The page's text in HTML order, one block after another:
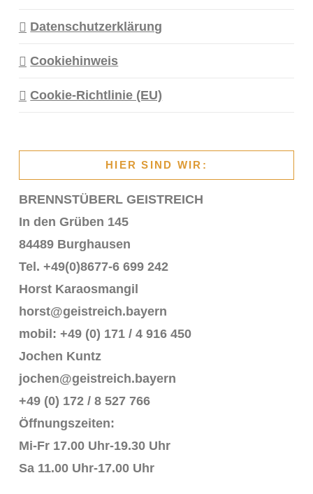
Datenschutzerklärung
Cookiehinweis
Cookie-Richtlinie (EU)
HIER SIND WIR:
BRENNSTÜBERL GEISTREICH
In den Grüben 145
84489 Burghausen
Tel. +49(0)8677-6 699 242
Horst Karaosmangil
horst@geistreich.bayern
mobil: +49 (0) 171 / 4 916 450
Jochen Kuntz
jochen@geistreich.bayern
+49 (0) 172 / 8 527 766
Öffnungszeiten:
Mi-Fr 17.00 Uhr-19.30 Uhr
Sa 11.00 Uhr-17.00 Uhr